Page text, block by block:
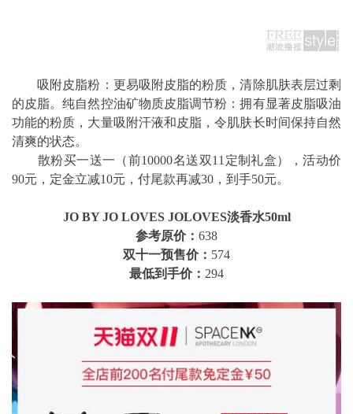
吸附皮脂粉：更易吸附皮脂的粉质，清除肌肤表层过剩
的皮脂。纯自然控油矿物质皮脂调节粉：拥有显著皮脂吸油
功能的粉质，大量吸附汗液和皮脂，令肌肤长时间保持自然
清爽的状态。
散粉买一送一（前10000名送双11定制礼盒），活动价
90元，定金立减10元，付尾款再减30，到手50元。
JO BY JO LOVES JOLOVES淡香水50ml
参考原价： 638
双十一预售价： 574
最低到手价： 294